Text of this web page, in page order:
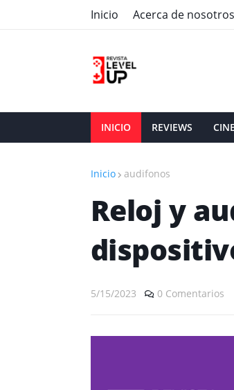
Inicio Acerca de nosotros
INICIO REVIEWS
Inicio audifonos
Reloj y
5/15/2023 0 Comentarios